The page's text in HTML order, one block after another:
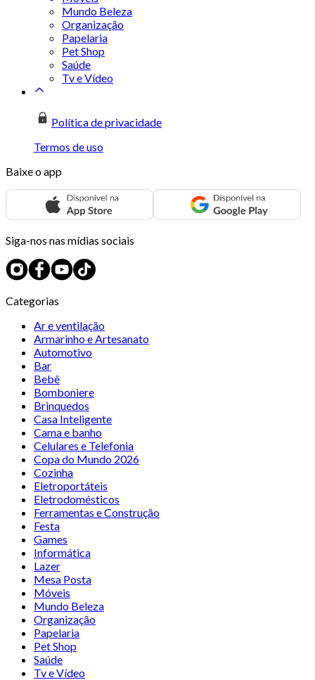
Mundo Beleza
Organização
Papelaria
Pet Shop
Saúde
Tv e Vídeo
Política de privacidade
Termos de uso
Baixe o app
Siga-nos nas mídias sociais
Categorias
Ar e ventilação
Armarinho e Artesanato
Automotivo
Bar
Bebê
Bomboniere
Brinquedos
Casa Inteligente
Cama e banho
Celulares e Telefonia
Copa do Mundo 2026
Cozinha
Eletroportáteis
Eletrodomésticos
Ferramentas e Construção
Festa
Games
Informática
Lazer
Mesa Posta
Móveis
Mundo Beleza
Organização
Papelaria
Pet Shop
Saúde
Tv e Vídeo